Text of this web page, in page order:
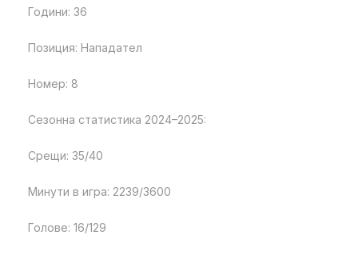
Години: 36
Позиция: Нападател
Номер: 8
Сезонна статистика 2024–2025:
Срещи: 35/40
Минути в игра: 2239/3600
Голове: 16/129